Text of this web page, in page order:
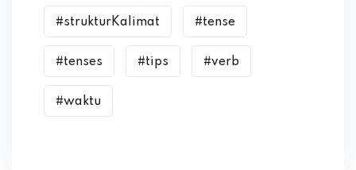
#strukturKalimat #tense
#tenses #tips #verb
#waktu